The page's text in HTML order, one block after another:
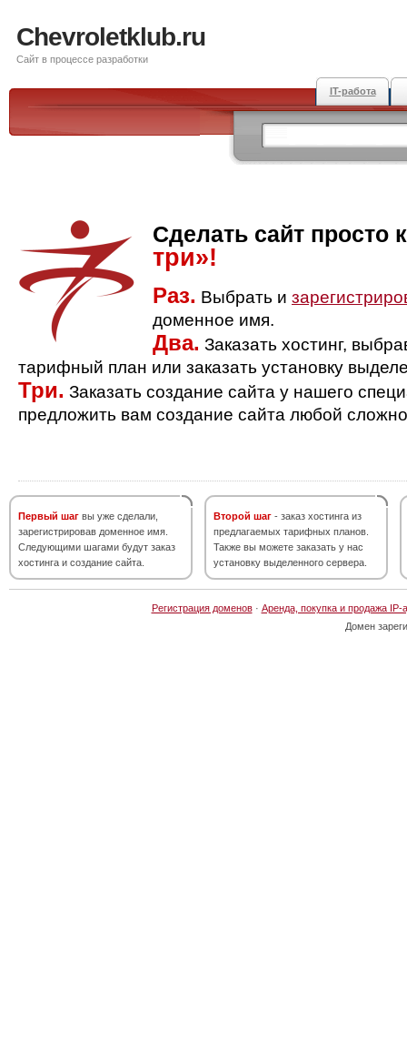
Chevroletklub.ru
Сайт в процессе разработки
IT-работа
Сделать сайт просто
три»!
Раз. Выбрать и
доменное имя.
Два. Заказать хостинг,
тарифный план или заказать установку
Три. Заказать создание сайта у нашего
предложить вам создание сайта любой
Первый шаг вы уже сделали,
зарегистрировав доменное имя.
Следующими шагами будут заказ
хостинга и создание сайта.
Второй шаг - заказ хостинга из
предлагаемых тарифных планов.
Также вы можете заказать у нас
установку выделенного сервера.
Регистрация доменов· Аренда, покупка и продажа IP-
Домен